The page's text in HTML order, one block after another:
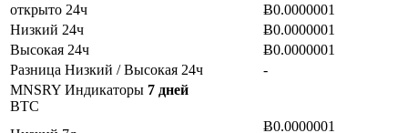
открыто 24ч
Ƀ0.0000001
Низкий 24ч
Ƀ0.0000001
Высокая 24ч
Ƀ0.0000001
Разница Низкий / Высокая 24ч
-
MNSRY Индикаторы 7 дней
BTC
Ƀ0.0000001